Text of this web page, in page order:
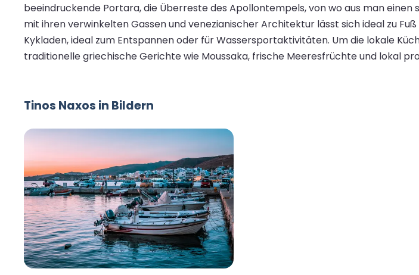
beeindruckende Portara, die Überreste des Apollontempels, von wo aus man
mit ihren verwinkelten Gassen und venezianischer Architektur lässt sich ideal zu
Kykladen, ideal zum Entspannen oder für Wassersportaktivitäten. Um die lokale
traditionelle griechische Gerichte wie Moussaka, frische Meeresfrüchte und lokal
Tinos Naxos in Bildern